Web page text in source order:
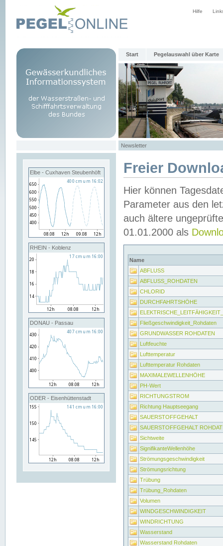
Hilfe
Start Pegelauswahl über Karte
Newsletter
Elbe - Cuxhaven Steubenhöft
RHEIN - Koblenz
DONAU - Passau
ODER - Eisenhüttenstadt
Freier
Hier können
Parameter aus den
auch ältere
01.01.2000 als
Name
ABFLUSS
ABFLUSS_ROHDATEN
CHLORID
DURCHFAHRTSHÖHE
Fließgeschwindigkeit_Rohdaten
GRUNDWASSER ROHDATEN
Luftfeuchte
Lufttemperatur
Lufttemperatur Rohdaten
MAXIMALEWELLENHÖHE
PH-Wert
RICHTUNGSTROM
Richtung Hauptseegang
SAUERSTOFFGEHALT
SAUERSTOFFGEHALT
Sichtweite
SignifikanteWellenhöhe
Strömungsgeschwindigkeit
Strömungsrichtung
Trübung
Trübung_Rohdaten
Volumen
WINDGESCHWINDIGKEIT
WINDRICHTUNG
Wasserstand
Wasserstand Rohdaten